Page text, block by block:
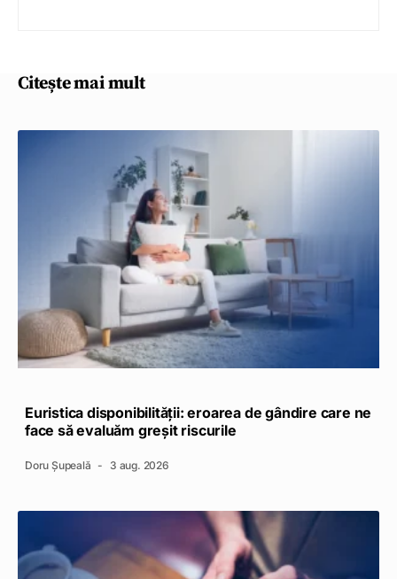
Citește mai mult
Euristica disponibilității: eroarea de gândire care ne
face să evaluăm greșit riscurile
Doru Șupeală 3 aug. 2026